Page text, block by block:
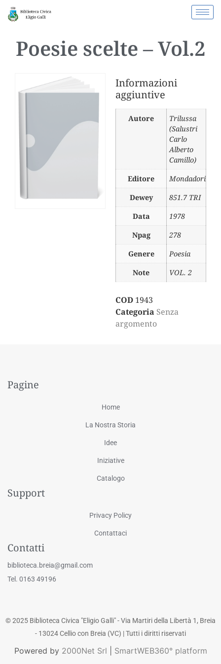
Poesie scelte – Vol.2
Informazioni
aggiuntive
Autore
Trilussa
(Salustri
Carlo
Alberto
Camillo)
Editore
Mondadori
Dewey
851.7 TRI
Data
1978
Npag
278
Genere
Poesia
Note
VOL. 2
COD 1943
Categoria Senza
argomento
Pagine
Home
La Nostra Storia
Idee
Iniziative
Catalogo
Support
Privacy Policy
Contattaci
Contatti
biblioteca.breia@gmail.com
Tel. 0163 49196
© 2025 Biblioteca Civica "Eligio Galli" - Via Martiri della Libertà 1, Breia
- 13024 Cellio con Breia (VC) | Tutti i diritti riservati
Powered by 2000Net Srl SmartWEB360° platform